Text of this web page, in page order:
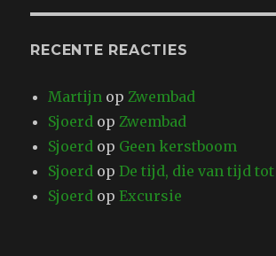
RECENTE REACTIES
Martijn opZwembad
Sjoerd opZwembad
Sjoerd op Geen kerstboom
Sjoerd opDe tijd, die van tijd
Sjoerd opExcursie